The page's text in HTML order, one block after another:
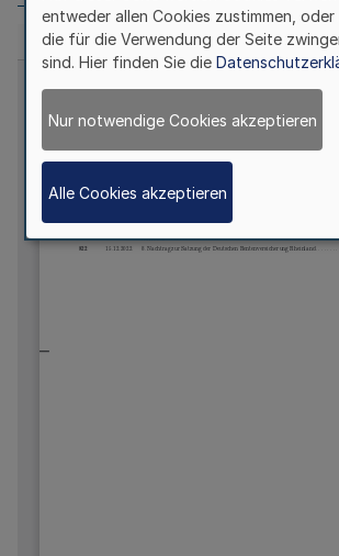
entweder allen Cookies zustimmen, oder
die für die Verwendung der Seite
sind. Hier finden Sie die
Nur notwendige Cookies akzeptieren
Alle Cookies akzeptieren